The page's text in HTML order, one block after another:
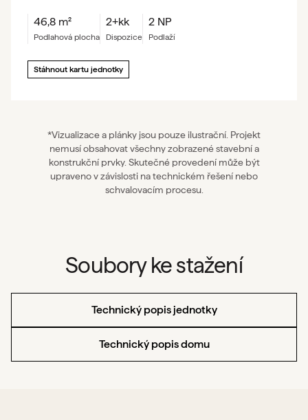
46,8 m²
podlahová plocha
2+kk
dispozice
2 NP
podlaží
Stáhnout kartu jednotky
*Vizualizace a plánky jsou pouze ilustrační. Projekt
nemusí obsahovat všechny zobrazené stavební a
konstrukční prvky. Skutečné provedení může být
upraveno v závislosti na technickém řešení nebo
schvalovacím procesu.
Soubory ke stažení
Technický popis jednotky
Technický popis domu